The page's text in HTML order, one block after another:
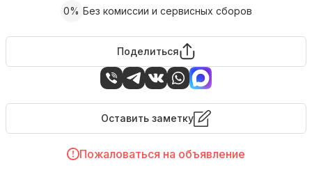
0% Без комиссии и сервисных сборов
Поделиться
Оставить заметку
Пожаловаться на объявление